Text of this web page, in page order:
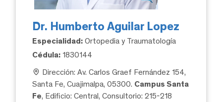
Dr. Humberto Aguilar Lopez
Especialidad: Ortopedia y Traumatología
Cédula: 1830144
Dirección: Av. Carlos Graef Fernández 154,
Santa Fe, Cuajimalpa, 05300. Campus Santa
Fe, Edificio: Central, Consultorio: 215-218